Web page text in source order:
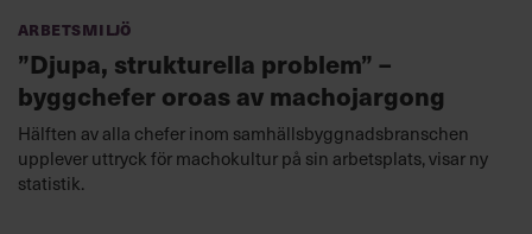
Arbetsmiljö
”Djupa, strukturella problem” –
byggchefer oroas av machojargong
Hälften av alla chefer inom samhällsbyggnadsbranschen
upplever uttryck för machokultur på sin arbetsplats, visar ny
statistik.